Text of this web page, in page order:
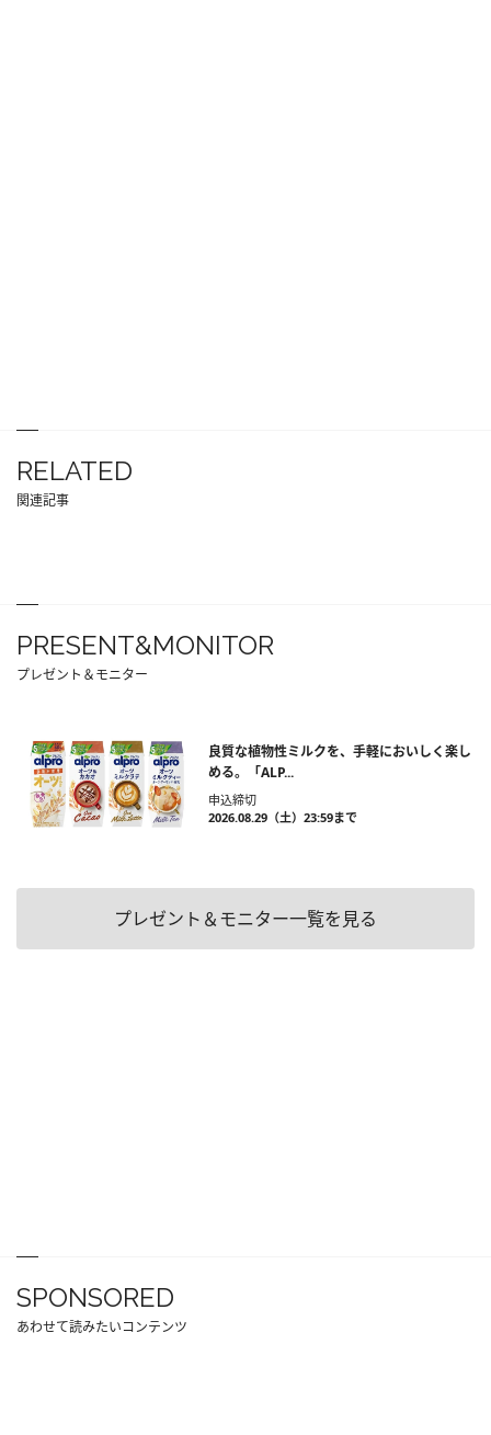
RELATED
関連記事
PRESENT&MONITOR
プレゼント＆モニター
良質な植物性ミルクを、手軽においしく楽し
める。「ALP...
申込締切
2026.08.29（土）23:59まで
プレゼント＆モニター一覧を見る
SPONSORED
あわせて読みたいコンテンツ